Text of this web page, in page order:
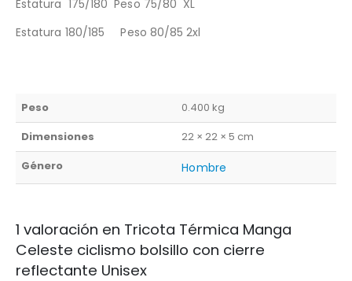
Estatura 175/180 Peso 75/80 XL
Estatura 180/185 Peso 80/85 2xl
Peso
0.400 kg
Dimensiones
22 × 22 × 5 cm
Género
Hombre
1 valoración en Tricota Térmica Manga
Celeste ciclismo bolsillo con cierre
reflectante Unisex